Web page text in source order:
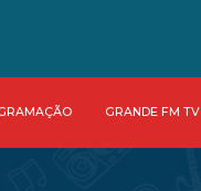
GRANDE FM TV